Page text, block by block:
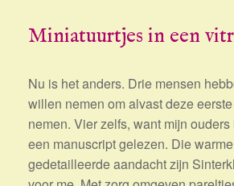
Miniatuurtjes in een
Nu is het anders. Drie mensen
willen nemen om alvast deze
nemen. Vier zelfs, want mijn
een manuscript gelezen. Die
gedetailleerde aandacht zijn